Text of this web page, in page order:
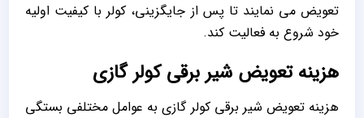
تعویض می نمایند تا پس از جایگزینی، کولر با کیفیت اولیه
خود شروع به فعالیت کند.
هزینه تعویض شیر برقی کولر گازی
هزینه تعویض شیر برقی کولر گازی به عوامل مختلفی بستگی